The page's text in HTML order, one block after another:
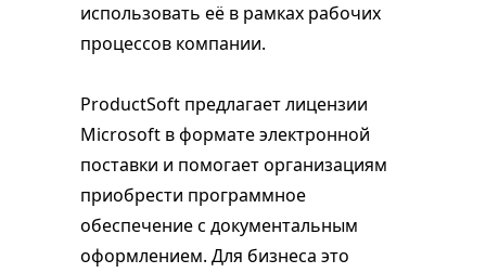
использовать её в рамках рабочих
процессов компании.
ProductSoft предлагает лицензии
Microsoft в формате электронной
поставки и помогает организациям
приобрести программное
обеспечение с документальным
оформлением. Для бизнеса это